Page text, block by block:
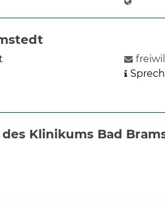
Klinikums Bad